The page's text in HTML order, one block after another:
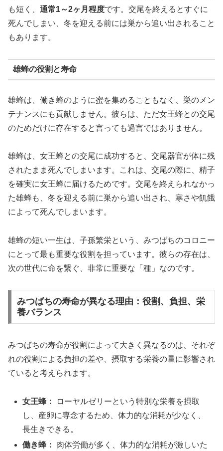
も短く、 通常1～2ヶ月程度です。交尾を終えるとすぐに
死んでしまい、冬を迎える前には巣から追い出されること
もあります。
雄蜂の役割と寿命
雄蜂は、働き蜂のように蜜を集めることもなく、巣のメン
テナンスにも貢献しません。彼らは、ただ女王蜂との交尾
のためだけに存在すると言っても過言ではありません。
雄蜂は、女王蜂との交尾に成功すると、交尾器官が体に残
されたまま死んでしまいます。これは、交尾の際に、精子
を確実に女王蜂に届けるためです。交尾を終えられなかっ
た雄蜂も、冬を迎える前に巣から追い出され、寒さや飢餓
によって死んでしまいます。
雄蜂の短い一生は、子孫繁栄という、みつばちのコロニー
にとって最も重要な役割を担っています。彼らの存在は、
次の世代に命を繋ぐ、非常に重要な「種」なのです。
みつばちの寿命が異なる理由：役割、負担、栄
養バランス
みつばちの寿命が役割によって大きく異なるのは、それぞ
れの役割による負担の差や、摂取する栄養の量に影響され
ていると考えられます。
女王蜂：
ローヤルゼリーという特別な栄養を摂取
し、産卵に専念するため、体力的な消耗が少なく、
長生きできる。
働き蜂：
肉体労働が多く、体力的な消耗が激しいた